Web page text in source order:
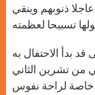
ذنوبهم وينقي
بدأ الاحتفال به
الثاني من تشرين الثاني
خاصة لراحة نفوس